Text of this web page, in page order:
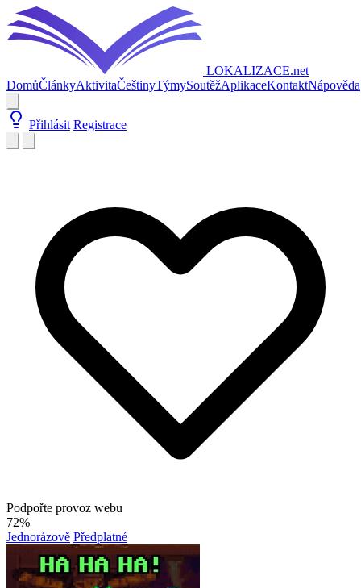
LOKALIZACE.net
DomůČlánkyAktivitaČeštinyTýmySoutěžAplikaceKontaktNápověda
Přihlásit Registrace
Podpořte provoz webu
72%
Jednorázově Předplatné